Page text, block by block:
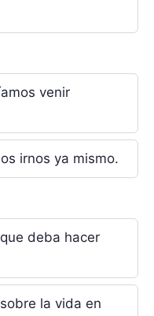
venir
irnos ya mismo.
deba hacer
la vida en